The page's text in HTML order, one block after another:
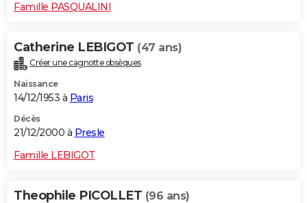
Famille PASQUALINI
Catherine LEBIGOT (47 ans)
Créer une cagnotte obsèques
Naissance
14/12/1953 à Paris
Décès
21/12/2000 à Presle
Famille LEBIGOT
Theophile PICOLLET (96 ans)